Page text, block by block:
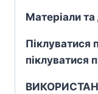
Матеріали та
Піклуватися
піклуватися